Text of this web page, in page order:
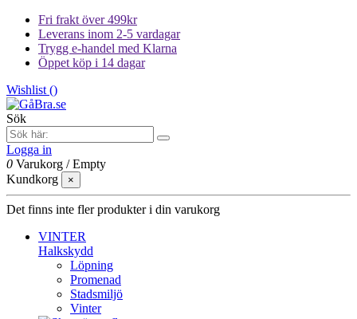
Fri frakt över 499kr
Leverans inom 2-5 vardagar
Trygg e-handel med Klarna
Öppet köp i 14 dagar
Wishlist ()
Sök
Logga in
0 Varukorg /Empty
Kundkorg
×
Det finns inte fler produkter i din varukorg
VINTER
Halkskydd
Löpning
Promenad
Stadsmiljö
Vinter